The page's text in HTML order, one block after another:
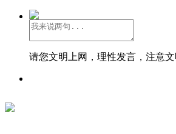
请您文明上网，理性发言，注意